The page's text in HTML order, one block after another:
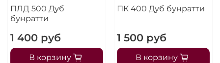
ПЛД 500 Дуб
бунратти
1 400 руб
В корзину
ПК 400 Дуб бунратти
1 500 руб
В корзину